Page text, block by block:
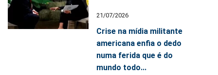
21/07/2026
Crise na mídia militante
americana enfia o dedo
numa ferida que é do
mundo todo...